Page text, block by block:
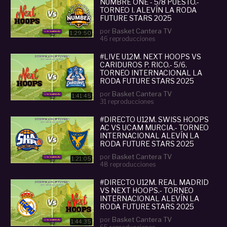
1:29:50
NUMBRE ONE - 5/8 PUESTO.-
TORNEO I. ALEVÍN LA RODA
FUTURE STARS 2025
por Basket Cantera TV
46 reproducciones
1:41:45
#LIVE U12M. NEXT HOOPS VS
CARIDUROS P. RICO.- 5/6.
TORNEO INTERNACIONAL LA
RODA FUTURE STARS 2025
por Basket Cantera TV
31 reproducciones
1:21:05
#DIRECTO U12M. SWISS HOOPS
AC VS UCAM MURCIA.- TORNEO
INTERNACIONAL ALEVÍN LA
RODA FUTURE STARS 2025
por Basket Cantera TV
48 reproducciones
1:44:35
#DIRECTO U12M. REAL MADRID
VS NEXT HOOPS.- TORNEO
INTERNACIONAL ALEVÍN LA
RODA FUTURE STARS 2025
por Basket Cantera TV